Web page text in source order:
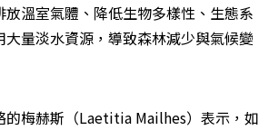
溫室氣體、降低生物多樣性、生態系
量淡水資源，導致森林減少與氣候變
的梅赫斯（Laetitia Mailhes）表示，如